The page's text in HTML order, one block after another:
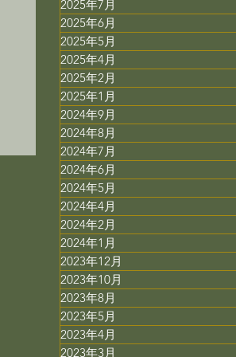
2025年7月
2025年6月
2025年5月
2025年4月
2025年2月
2025年1月
2024年9月
2024年8月
2024年7月
2024年6月
2024年5月
2024年4月
2024年2月
2024年1月
2023年12月
2023年10月
2023年8月
2023年5月
2023年4月
2023年3月